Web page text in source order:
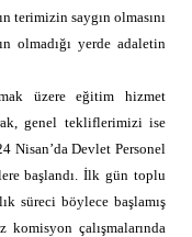
terimizin saygın olmasını
olmadığı yerde adaletin
üzere eğitim hizmet
genel tekliflerimizi ise
Nisan’da Devlet Personel
başlandı. İlk gün toplu
süreci böylece başlamış
komisyon çalışmalarında